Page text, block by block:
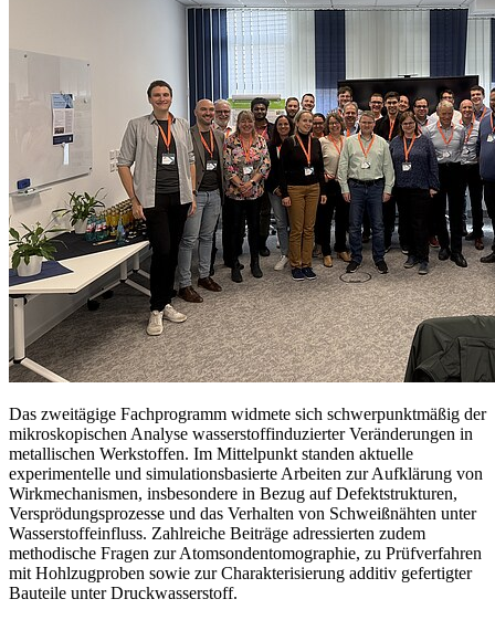
Das zweitägige Fachprogramm widmete sich schwerpunktmäßig der
mikroskopischen Analyse wasserstoffinduzierter Veränderungen in
metallischen Werkstoffen. Im Mittelpunkt standen aktuelle
experimentelle und simulationsbasierte Arbeiten zur Aufklärung von
Wirkmechanismen, insbesondere in Bezug auf Defektstrukturen,
Versprödungsprozesse und das Verhalten von Schweißnähten unter
Wasserstoffeinfluss. Zahlreiche Beiträge adressierten zudem
methodische Fragen zur Atomsondentomographie, zu Prüfverfahren
mit Hohlzugproben sowie zur Charakterisierung additiv gefertigter
Bauteile unter Druckwasserstoff.